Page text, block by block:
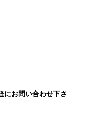
にお問い合わせ下さ